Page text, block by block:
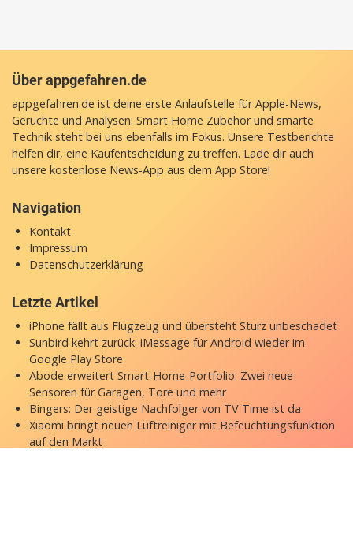
Über appgefahren.de
appgefahren.de ist deine erste Anlaufstelle für Apple-News,
Gerüchte und Analysen. Smart Home Zubehör und smarte
Technik steht bei uns ebenfalls im Fokus. Unsere Testberichte
helfen dir, eine Kaufentscheidung zu treffen. Lade dir auch
unsere kostenlose News-App aus dem App Store!
Navigation
Kontakt
Impressum
Datenschutzerklärung
Letzte Artikel
iPhone fällt aus Flugzeug und übersteht Sturz unbeschadet
Sunbird kehrt zurück: iMessage für Android wieder im
Google Play Store
Abode erweitert Smart-Home-Portfolio: Zwei neue
Sensoren für Garagen, Tore und mehr
Bingers: Der geistige Nachfolger von TV Time ist da
Xiaomi bringt neuen Luftreiniger mit Befeuchtungsfunktion
auf den Markt